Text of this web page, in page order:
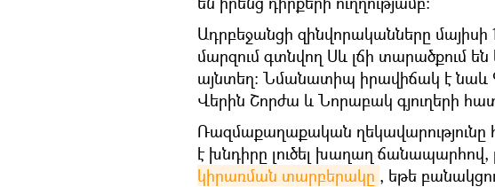
Ադրբեջանցի զինվորականները մայիսի
մարզում գտնվող Սև լճի տարածքում
այնտեղ։ Նմանատիպ իրավիճակ է նաև
Վերին Շորժա և Նորաբակ գյուղերի
Ռազմաքաղաքական ղեկավարությունը
է խնդիրը լուծել խաղաղ ճանապարհով,
կիրառման տարբերակը , եթե